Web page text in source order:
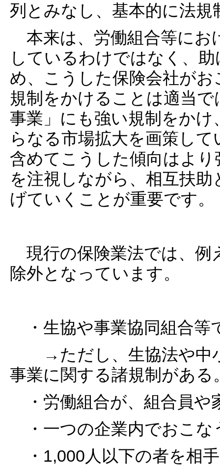
列とみなし、基本的に法
本来は、労働組合等にお
しているわけではなく、
め、こうした保険会社が
規制をかけることは適当
事業」にも強い規制をか
らなる市場拡大を画策し
含めてこうした傾向はよ
を注視しながら、相互扶
げていくことが重要です。
現行の保険業法では、例
除外となっています。
・生協や事業協同組合等
→ただし、生協法や中小
事業に関する諸規制がある
・労働組合が、組合員や
・一つの企業内でおこな
・1,000人以下の者を相